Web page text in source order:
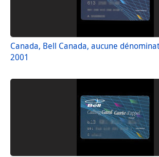
Canada, Bell Canada, aucune
2001